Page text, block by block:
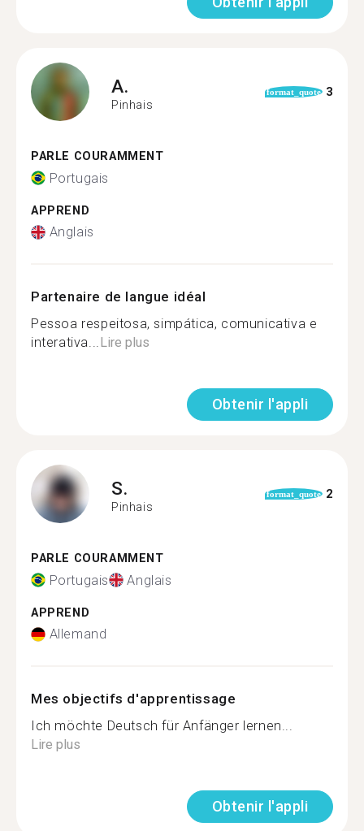
A.
Pinhais
format_quote 3
PARLE COURAMMENT
Portugais
APPREND
Anglais
Partenaire de langue idéal
Pessoa respeitosa, simpática, comunicativa e
interativa...Lire plus
Obtenir l'appli
S.
Pinhais
format_quote 2
PARLE COURAMMENT
Portugais Anglais
APPREND
Allemand
Mes objectifs d'apprentissage
Ich möchte Deutsch für Anfänger lernen...
Lire plus
Obtenir l'appli